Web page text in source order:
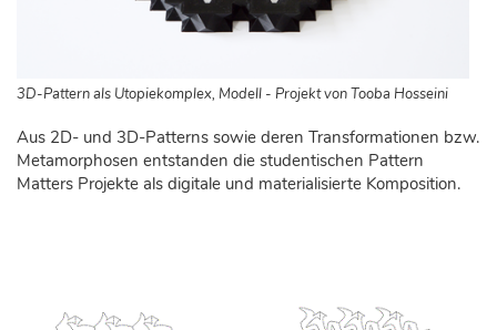
3D-Pattern als Utopiekomplex, Modell - Projekt von Tooba Hosseini
Aus 2D- und 3D-Patterns sowie deren Transformationen bzw.
Metamorphosen entstanden die studentischen Pattern
Matters Projekte als digitale und materialisierte Komposition.